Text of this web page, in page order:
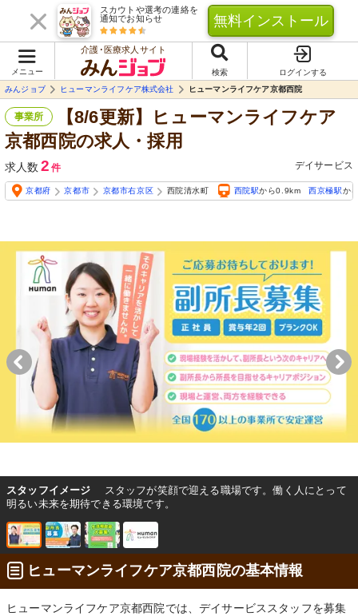
スカウトや選考の連絡を
通知でお知らせ
無料インストール
メニュー
介護･医療求人サイト
検索
ログインする
みんジョブ
ヒューマンライフケア株式会社 ヒューマンライフケア京都西院
事業所
【8/6更新】ヒューマンライフケア
京都西院の求人・採用
求人数 2 件 デイサービス
京都府 京都市 京都市右京区 西院清水町 西院駅から0.9km 西京極駅か
スタッフイメージ
スタッフが笑顔で迎える職場です。働く人にとって
明るい未来を期待できる環境です。
ヒューマンライフケア京都西院の基本情報
ヒューマンライフケア京都西院では、デイサービススタッフを募集